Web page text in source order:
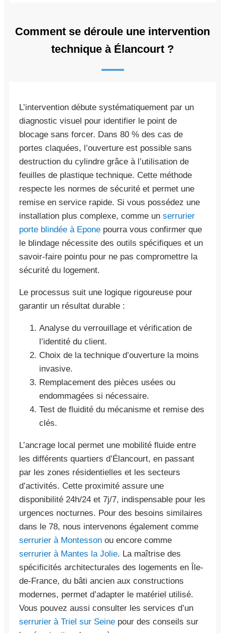
Comment se déroule une intervention
technique à Élancourt ?
L’intervention débute systématiquement par un
diagnostic visuel pour identifier le point de
blocage sans forcer. Dans 80 % des cas de
portes claquées, l’ouverture est possible sans
destruction du cylindre grâce à l’utilisation de
feuilles de plastique technique. Cette méthode
respecte les normes de sécurité et permet une
remise en service rapide. Si vous possédez une
installation plus complexe, comme un serrurier
porte blindée à Epone pourra vous confirmer que
le blindage nécessite des outils spécifiques et un
savoir-faire pointu pour ne pas compromettre la
sécurité du logement.
Le processus suit une logique rigoureuse pour
garantir un résultat durable :
Analyse du verrouillage et vérification de
l’identité du client.
Choix de la technique d’ouverture la moins
invasive.
Remplacement des pièces usées ou
endommagées si nécessaire.
Test de fluidité du mécanisme et remise des
clés.
L’ancrage local permet une mobilité fluide entre
les différents quartiers d’Élancourt, en passant
par les zones résidentielles et les secteurs
d’activités. Cette proximité assure une
disponibilité 24h/24 et 7j/7, indispensable pour les
urgences nocturnes. Pour des besoins similaires
dans le 78, nous intervenons également comme
serrurier à Montesson ou encore comme
serrurier à Mantes la Jolie. La maîtrise des
spécificités architecturales des logements en Île-
de-France, du bâti ancien aux constructions
modernes, permet d’adapter le matériel utilisé.
Vous pouvez aussi consulter les services d’un
serrurier à Triel sur Seine pour des conseils sur